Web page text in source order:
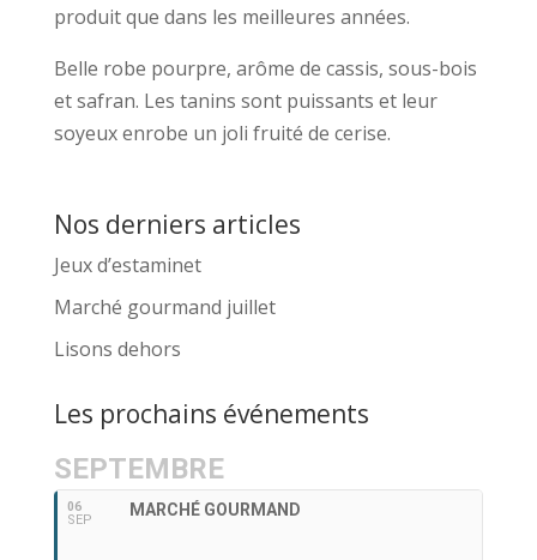
produit que dans les meilleures années.
Belle robe pourpre, arôme de cassis, sous-bois
et safran. Les tanins sont puissants et leur
soyeux enrobe un joli fruité de cerise.
Nos derniers articles
Jeux d’estaminet
Marché gourmand juillet
Lisons dehors
Les prochains événements
SEPTEMBRE
06
SEP
MARCHÉ GOURMAND